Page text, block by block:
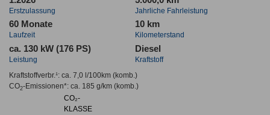
Erstzulassung Jahrliche Fahrleistung
60 Monate
Laufzeit
10 km
Kilometerstand
ca. 130 kW (176 PS)
Leistung
Diesel
Kraftstoff
Kraftstoffverbr.¹: ca. 7,0 l/100km(komb.)
CO2-Emissionen*: ca. 185 g/km(komb.)
CO₂-
KLASSE